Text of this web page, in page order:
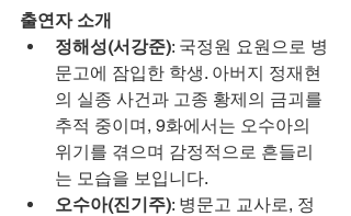
출연자 소개
정해성(서강준): 국정원 요원으로 병
문고에 잠입한 학생. 아버지 정재현
의 실종 사건과 고종 황제의 금괴를
추적 중이며, 9화에서는 오수아의
위기를 겪으며 감정적으로 흔들리
는 모습을 보입니다.
오수아(진기주): 병문고 교사로, 정